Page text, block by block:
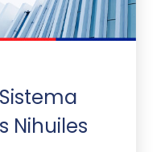
Nihuiles